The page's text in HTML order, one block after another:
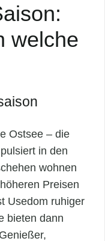
welche
Ostsee – die
in den
wohnen
Preisen
Usedom ruhiger
bieten dann